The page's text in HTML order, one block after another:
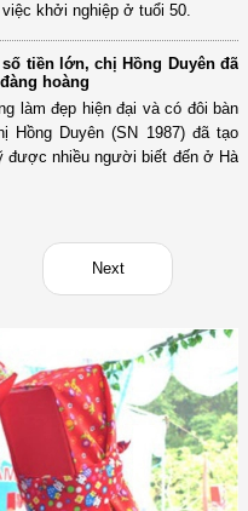
khởi nghiệp ở tuổi 50.
tiền lớn, chị Hồng Duyên đã
hoàng
làm đẹp hiện đại và có đôi bàn
Hồng Duyên (SN 1987) đã tạo
được nhiều người biết đến ở Hà
Next